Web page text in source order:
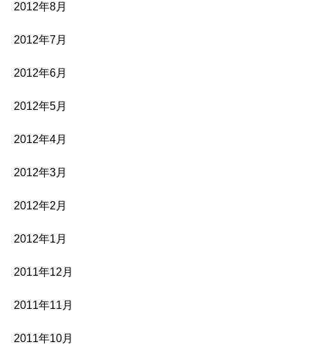
2012年8月
2012年7月
2012年6月
2012年5月
2012年4月
2012年3月
2012年2月
2012年1月
2011年12月
2011年11月
2011年10月